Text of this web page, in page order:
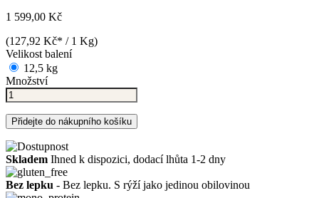
1 599,00 Kč
(127,92 Kč* / 1 Kg)
Velikost balení
12,5 kg
Množství
Přidejte do nákupního košíku
Skladem Ihned k dispozici, dodací lhůta 1-2 dny
Bez lepku - Bez lepku. S rýží jako jedinou obilovinou